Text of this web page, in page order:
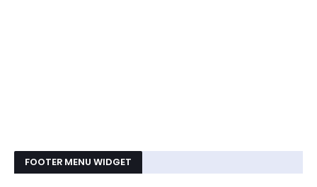
FOOTER MENU WIDGET